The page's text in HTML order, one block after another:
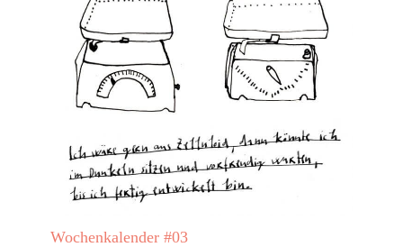
Wochenkalender #03